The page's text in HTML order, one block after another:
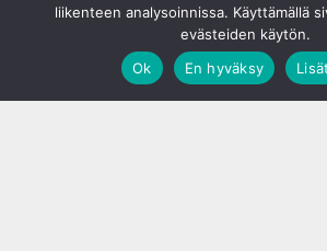
liikenteen analysoinnissa. Käyttämällä
evästeiden käytön.
Ok
En hyväksy